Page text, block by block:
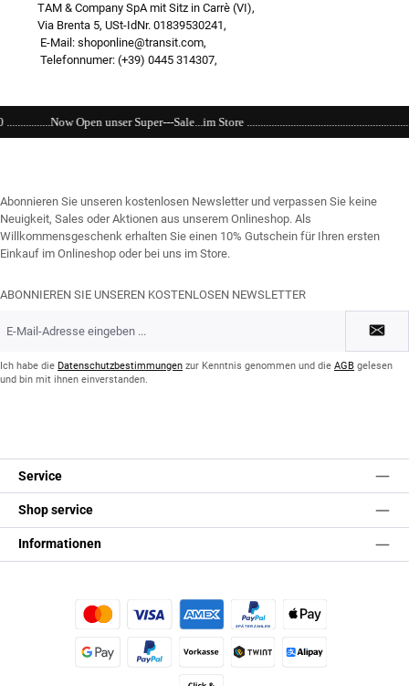
TAM & Company SpA mit Sitz in Carrè (VI),
Via Brenta 5, USt-IdNr. 01839530241,
E-Mail: shoponline@transit.com,
Telefonnumer: (+39) 0445 314307,
Super---Sale...im Store
Abonnieren Sie unseren kostenlosen Newsletter und verpassen Sie keine
Neuigkeit, Sales oder Aktionen aus unserem Onlineshop. Als
Willkommensgeschenk erhalten Sie einen 10% Gutschein für Ihren ersten
Einkauf im Onlineshop oder bei uns im Store.
ABONNIEREN SIE UNSEREN KOSTENLOSEN NEWSLETTER
Mail-
*Ich habe die Datenschutzbestimmungen zur Kenntnis genommen und die AGB gelesen
und bin mit ihnen einverstanden.
Service
Shop service
Informationen
Kredit- oder Debitkarte Später BezahlenApple Pay
Vorkasse